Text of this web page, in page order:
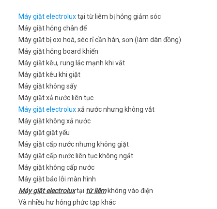
Máy giặt electroluxtại từ liêm bị hỏng giảm sóc
Máy giặt hỏng chân đế
Máy giặt bị oxi hoá, séc rỉ cần hàn, sơn (làm dàn đồng)
Máy giặt hỏng board khiển
Máy giặt kêu, rung lắc mạnh khi vắt
Máy giặt kêu khi giặt
Máy giặt không sấy
Máy giặt xả nước liên tục
Máy giặt electroluxxả nước nhưng không vắt
Máy giặt không xả nước
Máy giặt giặt yếu
Máy giặt cấp nước nhưng không giặt
Máy giặt cấp nước liên tục không ngắt
Máy giặt không cấp nước
Máy giặt báo lỗi màn hình
Máy giặt electroluxtại từ liêmkhông vào điện
Và nhiều hư hỏng phức tạp khác